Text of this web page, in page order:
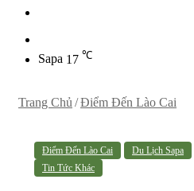
Sapa 17 ℃
Trang Chủ /Điểm Đến Lào Cai
Điểm Đến Lào Cai Du Lịch Sapa
Tin Tức Khác